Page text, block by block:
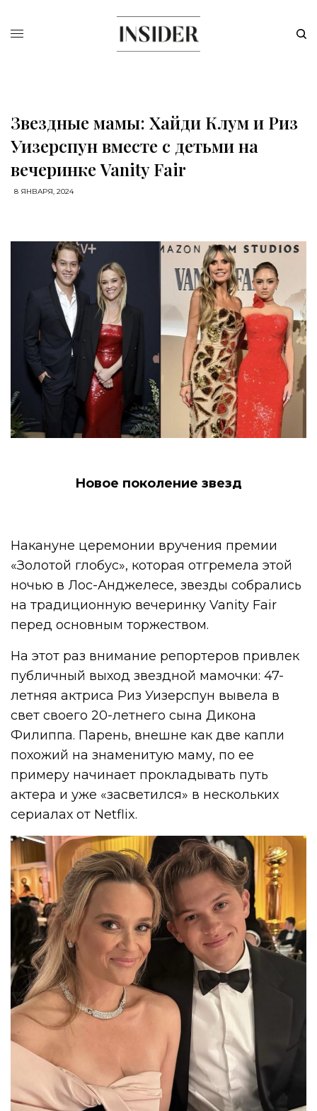
Звездные мамы: Хайди Клум и Риз
Уизерспун вместе с детьми на
вечеринке Vanity Fair
8 ЯНВАРЯ, 2024
Новое поколение звезд
Накануне церемонии вручения премии
«Золотой глобус», которая отгремела этой
ночью в Лос-Анджелесе, звезды собрались
на традиционную вечеринку Vanity Fair
перед основным торжеством.
На этот раз внимание репортеров привлек
публичный выход звездной мамочки: 47-
летняя актриса Риз Уизерспун вывела в
свет своего 20-летнего сына Дикона
Филиппа. Парень, внешне как две капли
похожий на знаменитую маму, по ее
примеру начинает прокладывать путь
актера и уже «засветился» в нескольких
сериалах от Netflix.